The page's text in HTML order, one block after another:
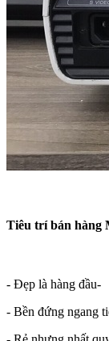
Tiêu trí bán hàng
- Đẹp là hàng đầu-
- Bền đứng ngang